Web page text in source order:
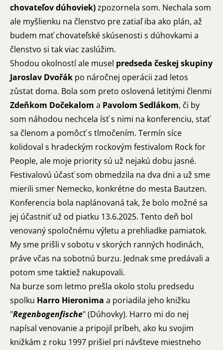
chovateľov dúhoviek)zpozornela som. Nechala som
ale myšlienku na členstvo pre zatiaľ iba ako plán, až
budem mať chovateľské skúsenosti s dúhovkami a
členstvo si tak viac zaslúžim.
Shodou okolností ale musel predseda českej skupiny
Jaroslav Dvořák po náročnej operácii zad letos
zůstat doma. Bola som preto oslovená letitými členmi
Zdeňkom Dočekalom a Pavolom Sedlákom, či by
som náhodou nechcela ísť s nimi na konferenciu, stať
sa členom a pomôcť s tlmočením. Termín síce
kolidoval s hradeckým rockovým festivalom Rock for
People, ale moje priority sú už nejakú dobu jasné.
Festivalovú účasť som obmedzila na dva dni a už sme
mierili smer Nemecko, konkrétne do mesta Bautzen.
Konferencia bola naplánovaná tak, že bolo možné sa
jej účastniť už od piatku 13.6.2025. Tento deň bol
venovaný spoločnému výletu a prehliadke pamiatok.
My sme prišli v sobotu v skorých ranných hodinách,
práve včas na sobotnú burzu. Jednak sme predávali a
potom sme taktiež nakupovali.
Na burze som letmo prešla okolo stolu predsedu
spolku Harro Hieronima a poriadila jeho knižku
"Regenbogenfische" (Dúhovky). Harro mi do nej
napísal venovanie a pripojil príbeh, ako ku svojim
knižkám z roku 1997 prišiel pri návšteve miestneho